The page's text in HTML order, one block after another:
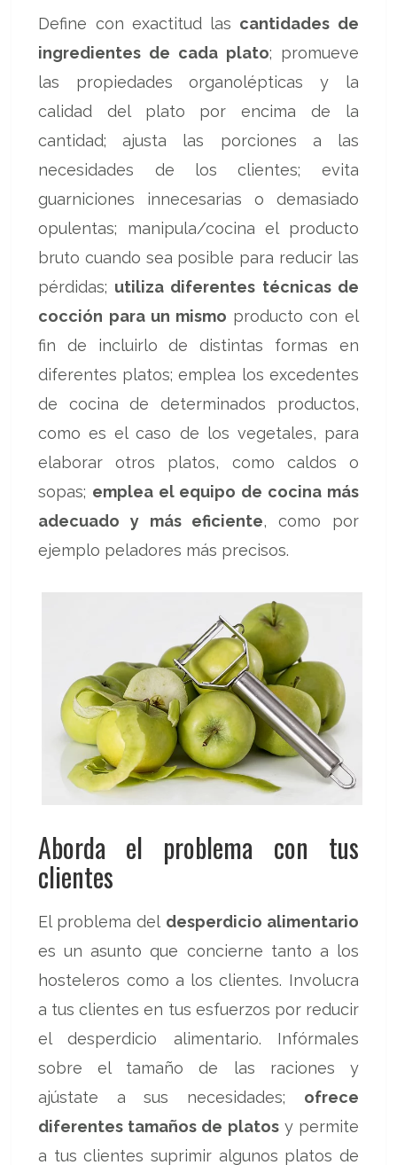
Define con exactitud las cantidades de
ingredientes de cada plato; promueve
las propiedades organolépticas y la
calidad del plato por encima de la
cantidad; ajusta las porciones a las
necesidades de los clientes; evita
guarniciones innecesarias o demasiado
opulentas; manipula/cocina el producto
bruto cuando sea posible para reducir las
pérdidas; utiliza diferentes técnicas de
cocción para un mismo producto con el
fin de incluirlo de distintas formas en
diferentes platos; emplea los excedentes
de cocina de determinados productos,
como es el caso de los vegetales, para
elaborar otros platos, como caldos o
sopas; emplea el equipo de cocina más
adecuado y más eficiente, como por
ejemplo peladores más precisos.
Aborda el problema con tus
clientes
El problema del desperdicio alimentario
es un asunto que concierne tanto a los
hosteleros como a los clientes. Involucra
a tus clientes en tus esfuerzos por reducir
el desperdicio alimentario. Infórmales
sobre el tamaño de las raciones y
ajústate a sus necesidades; ofrece
diferentes tamaños de platosy permite
a tus clientes suprimir algunos platos de